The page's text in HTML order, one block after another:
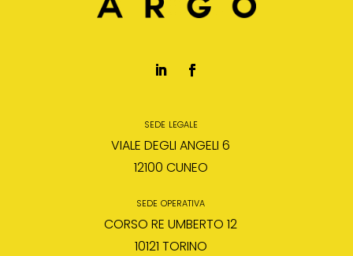
sede legale
VIALE DEGLI ANGELI 6
12100 CUNEO
sede operativa
CORSO RE UMBERTO 12
10121 TORINO